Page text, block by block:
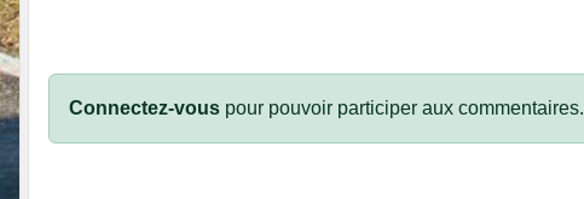
Connectez-vous pour pouvoir participer aux commentaires.